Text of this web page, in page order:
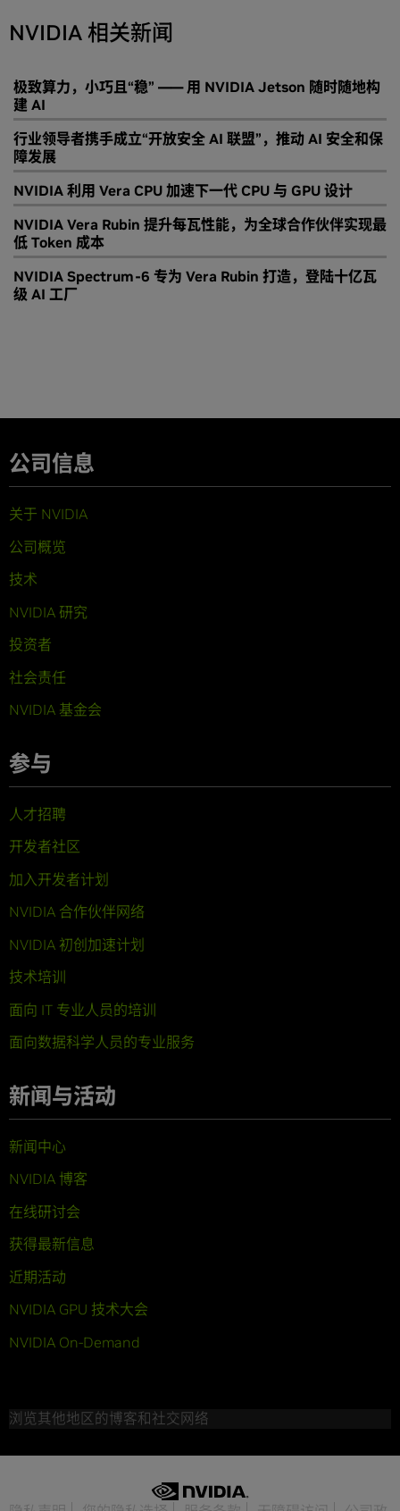
NVIDIA 相关新闻
极致算力，小巧且“稳” —— 用 NVIDIA Jetson 随时随地构
建 AI
行业领导者携手成立“开放安全 AI 联盟”，推动 AI 安全和保
障发展
NVIDIA 利用 Vera CPU 加速下一代 CPU 与 GPU 设计
NVIDIA Vera Rubin 提升每瓦性能，为全球合作伙伴实现最
低 Token 成本
NVIDIA Spectrum-6 专为 Vera Rubin 打造，登陆十亿瓦
级 AI 工厂
公司信息
关于 NVIDIA
公司概览
技术
NVIDIA 研究
投资者
社会责任
NVIDIA 基金会
参与
人才招聘
开发者社区
加入开发者计划
NVIDIA 合作伙伴网络
NVIDIA 初创加速计划
技术培训
面向 IT 专业人员的培训
面向数据科学人员的专业服务
新闻与活动
新闻中心
NVIDIA 博客
在线研讨会
获得最新信息
近期活动
NVIDIA GPU 技术大会
NVIDIA On-Demand
浏览其他地区的博客和社交网络